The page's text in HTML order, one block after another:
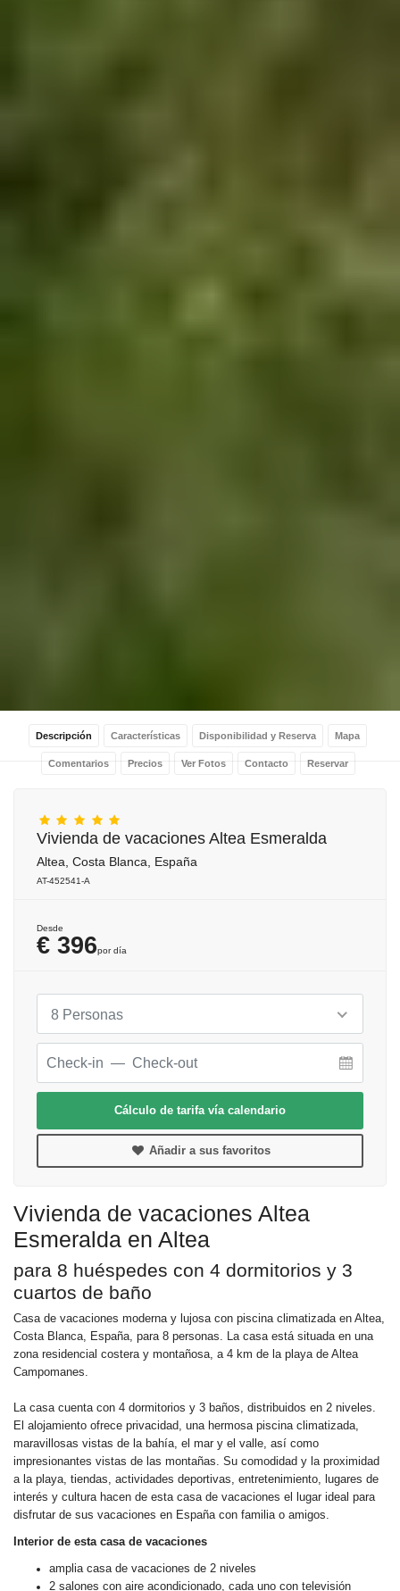
Descripción Características Disponibilidad y Reserva Mapa
Comentarios Precios Ver Fotos Contacto Reservar
Vivienda de vacaciones Altea
Esmeralda en Altea
para 8 huéspedes con 4 dormitorios y 3
cuartos de baño
Casa de vacaciones moderna y lujosa con piscina climatizada en Altea,
Costa Blanca, España, para 8 personas. La casa está situada en una
zona residencial costera y montañosa, a 4 km de la playa de Altea
Campomanes.
La casa cuenta con 4 dormitorios y 3 baños, distribuidos en 2 niveles.
El alojamiento ofrece privacidad, una hermosa piscina climatizada,
maravillosas vistas de la bahía, el mar y el valle, así como
impresionantes vistas de las montañas. Su comodidad y la proximidad
a la playa, tiendas, actividades deportivas, entretenimiento, lugares de
interés y cultura hacen de esta casa de vacaciones el lugar ideal para
disfrutar de sus vacaciones en España con familia o amigos.
Interior de esta casa de vacaciones
amplia casa de vacaciones de 2 niveles
2 salones con aire acondicionado, cada uno con televisión
Vivienda de vacaciones Altea Esmeralda
Altea, Costa Blanca, España
AT-452541-A
Desde
€ 396por día
8 Personas
Cálculo de tarifa vía calendario
Añadir a sus favoritos